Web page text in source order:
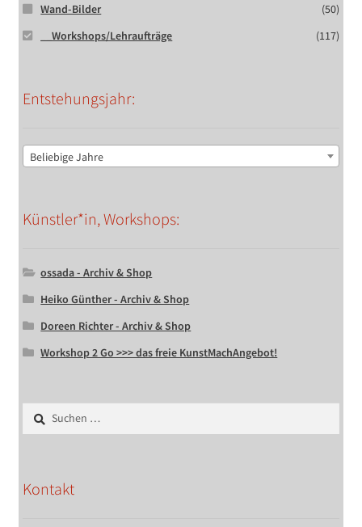
Wand-Bilder
(50)
__Workshops/Lehraufträge
(117)
Entstehungsjahr:
Beliebige Jahre
Künstler*in, Workshops:
ossada - Archiv & Shop
Heiko Günther - Archiv & Shop
Doreen Richter - Archiv & Shop
Workshop 2 Go >>> das freie KunstMachAngebot!
Suchen
nach:
Kontakt